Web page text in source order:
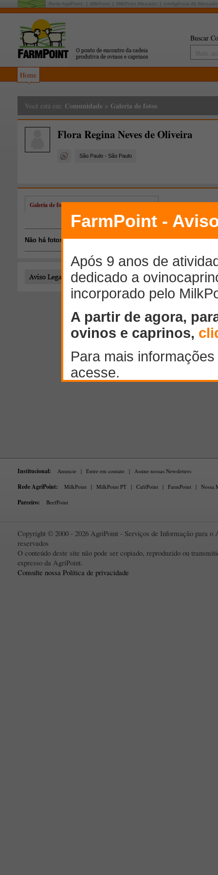
Rede AgriPoint: MilkPoint MilkPoint Mercado Inteligência de Mercado
Buscar
Home
Você está em: Comunidade > Galeria de fotos
Flora Regina Neves de Oliveira
São Paulo - São Paulo
Galeria de fotos de Flora Regina Neves de Oliveira
Não há fotos disponíveis.
Todo o conteúdo publicado por este usuário é de
Institucional: Anuncie | Entre em contato | Assine nossas Newsletters
Rede AgriPoint: MilkPoint | MilkPoint PT | CaféPoint | FarmPoint | Nossa
Parceiro: BeefPoint
Copyright © 2000 - 2026 AgriPoint - Serviços de Informação para o
reservados
O conteúdo deste site não pode ser copiado, reproduzido ou
expresso da AgriPoint.
Consulte nossa Política de privacidade